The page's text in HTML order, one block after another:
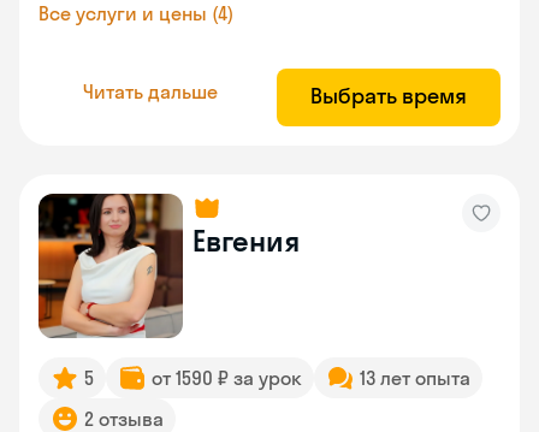
Все услуги и цены (4)
Читать дальше Выбрать время
Евгения
5 от 1590 ₽ за урок
13 лет опыта
2 отзыва